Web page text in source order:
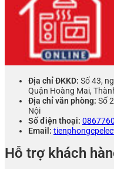
Địa chỉ ĐKKD: Số 43,
Quận Hoàng Mai,
Địa chỉ văn phòng: Số
Nội
Số điện thoại:
Email:
Hỗ trợ khách